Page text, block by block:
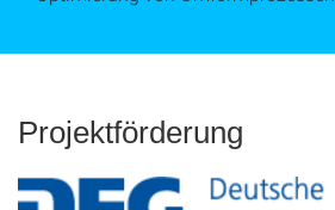
Projektförderung